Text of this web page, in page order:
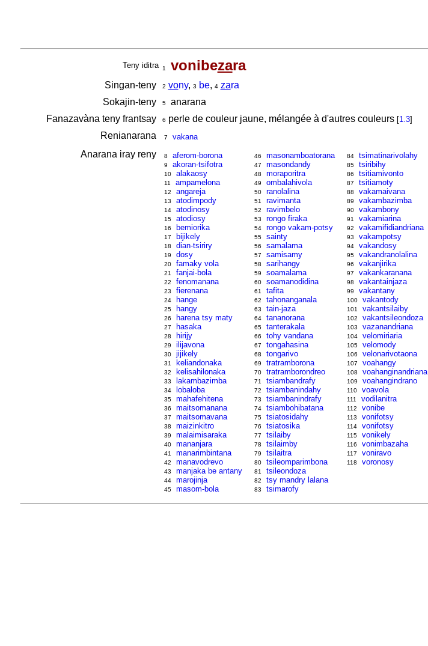
Teny iditra 1 vonibezara
Singan-teny 2 vony, 3 be, 4 zara
Sokajin-teny
5anarana
Fanazavàna teny frantsay
6 perle de couleur jaune, mélangée à d'autres couleurs [1.3]
Renianarana 7 vakana
Anarana iray reny 8 aferom-borona
9 akoran-tsifotra
10 alakaosy
11 ampamelona
12 angareja
13 atodimpody
14 atodinosy
15 atodiosy
16 bemiorika
17 bijikely
18 dian-tsiriry
19 dosy
20 famaky vola
21 fanjai-bola
22 fenomanana
23 fierenana
24 hange
25 hangy
26 harena tsy maty
27 hasaka
28 hirijy
29 ilijavona
30 jijikely
31 keliandonaka
32 kelisahilonaka
33 lakambazimba
34 lobaloba
35 mahafehitena
36 maitsomanana
37 maitsomavana
38 maizinkitro
39 malaimisaraka
40 mananjara
41 manarimbintana
42 manavodrevo
43 manjaka be antany
44 marojinja
45 masom-bola
46 masonamboatorana
47 masondandy
48 moraporitra
49 ombalahivola
50 ranolalina
51 ravimanta
52 ravimbelo
53 rongo firaka
54 rongo vakam-potsy
55 sainty
56 samalama
57 samisamy
58 sarihangy
59 soamalama
60 soamanodidina
61 tafita
62 tahonanganala
63 tain-jaza
64 tananorana
65 tanterakala
66 tohy vandana
67 tongahasina
68 tongarivo
69 tratramborona
70 tratramborondreo
71 tsiambandrafy
72 tsiambanindahy
73 tsiambanindrafy
74 tsiambohibatana
75 tsiatosidahy
76 tsiatosika
77 tsilaiby
78 tsilaimby
79 tsilaitra
80 tsileomparimbona
81 tsileondoza
82 tsy mandry lalana
83 tsimarofy
84 tsimatinarivolahy
85 tsiribihy
86 tsitiamivonto
87 tsitiamoty
88 vakamaivana
89 vakambazimba
90 vakambony
91 vakamiarina
92 vakamifidiandriana
93 vakampotsy
94 vakandosy
95 vakandranolalina
96 vakanjirika
97 vakankaranana
98 vakantainjaza
99 vakantany
100 vakantody
101 vakantsilaiby
102 vakantsileondoza
103 vazanandriana
104 velomiriaria
105 velomody
106 velonarivotaona
107 voahangy
108 voahanginandriana
109 voahangindrano
110 voavola
111 vodilanitra
112 vonibe
113 vonifotsy
114 vonifotsy
115 vonikely
116 vonimbazaha
117 voniravo
118 voronosy